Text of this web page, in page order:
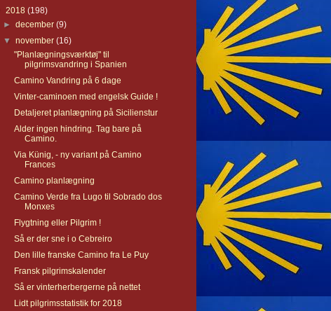
2018 (198)
►december(9)
▼november(16)
"Planlægningsværktøj" til
pilgrimsvandring i Spanien
Camino Vandring på 6 dage
Vinter-caminoen med engelsk Guide !
Detaljeret planlægning på Sicilienstur
Alder ingen hindring. Tag bare på
Camino.
Via Künig, - ny variant på Camino
Frances
Camino planlægning
Camino Verde fra Lugo til Sobrado dos
Monxes
Flygtning eller Pilgrim !
Så er der sne i o Cebreiro
Den lille franske Camino fra Le Puy
Fransk pilgrimskalender
Så er vinterherbergerne på nettet
Lidt pilgrimsstatistik for 2018